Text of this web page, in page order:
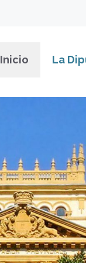
Inicio La